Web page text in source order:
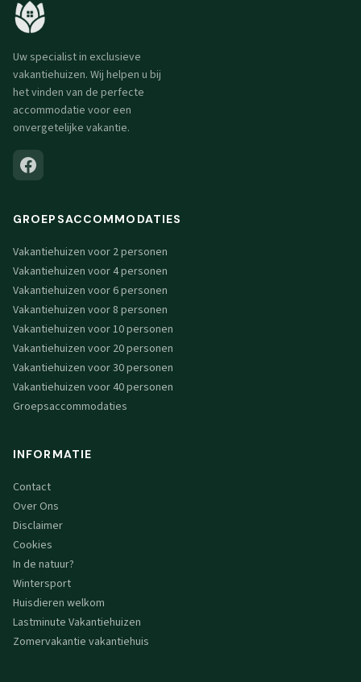
Uw specialist in exclusieve
vakantiehuizen. Wij helpen u bij
het vinden van de perfecte
accommodatie voor een
onvergetelijke vakantie.
GROEPSACCOMMODATIES
Vakantiehuizen voor 2 personen
Vakantiehuizen voor 4 personen
Vakantiehuizen voor 6 personen
Vakantiehuizen voor 8 personen
Vakantiehuizen voor 10 personen
Vakantiehuizen voor 20 personen
Vakantiehuizen voor 30 personen
Vakantiehuizen voor 40 personen
Groepsaccommodaties
INFORMATIE
Contact
Over Ons
Disclaimer
Cookies
In de natuur?
Wintersport
Huisdieren welkom
Lastminute Vakantiehuizen
Zomervakantie vakantiehuis